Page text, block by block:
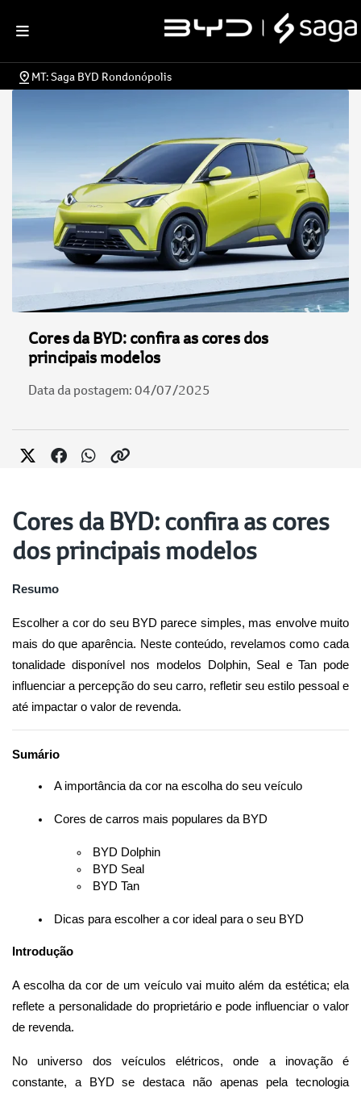
MT: Saga BYD Rondonópolis
Cores da BYD: confira as cores dos
principais modelos
Data da postagem: 04/07/2025
Cores da BYD: confira as cores
dos principais modelos
Resumo
Escolher a cor do seu BYD parece simples, mas envolve muito
mais do que aparência. Neste conteúdo, revelamos como cada
tonalidade disponível nos modelos Dolphin, Seal e Tan pode
influenciar a percepção do seu carro, refletir seu estilo pessoal e
até impactar o valor de revenda.
Sumário
A importância da cor na escolha do seu veículo
Cores de carros mais populares da BYD
BYD Dolphin
BYD Seal
BYD Tan
Dicas para escolher a cor ideal para o seu BYD
Introdução
A escolha da cor de um veículo vai muito além da estética; ela
reflete a personalidade do proprietário e pode influenciar o valor
de revenda.
No universo dos veículos elétricos, onde a inovação é
constante, a BYD se destaca não apenas pela tecnologia